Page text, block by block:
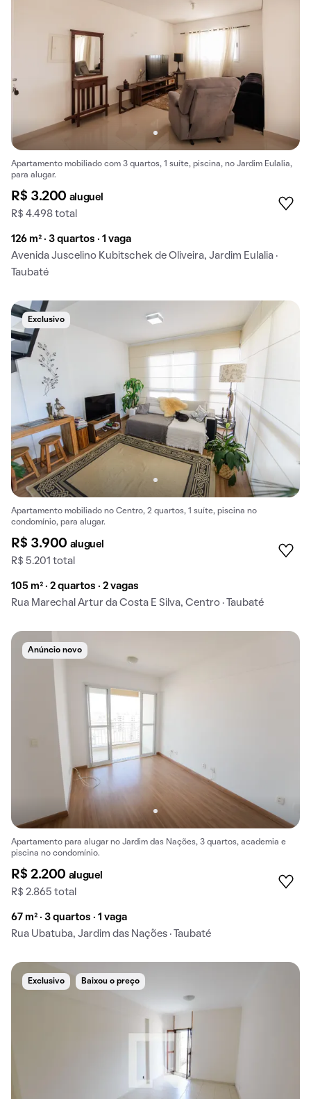
Apartamento mobiliado com 3 quartos, 1 suíte, piscina, no Jardim Eulalia,
para alugar.
R$ 3.200 aluguel
R$ 4.498 total
126 m² · 3 quartos · 1 vaga
Avenida Juscelino Kubitschek de Oliveira, Jardim Eulalia ·
Taubaté
Exclusivo
Apartamento mobiliado no Centro, 2 quartos, 1 suíte, piscina no
condomínio, para alugar.
R$ 3.900 aluguel
R$ 5.201 total
105 m² · 2 quartos · 2 vagas
Rua Marechal Artur da Costa E Silva, Centro · Taubaté
Anúncio novo
Apartamento para alugar no Jardim das Nações, 3 quartos, academia e
piscina no condomínio.
R$ 2.200 aluguel
R$ 2.865 total
67 m² · 3 quartos · 1 vaga
Rua Ubatuba, Jardim das Nações · Taubaté
Exclusivo Baixou o preço